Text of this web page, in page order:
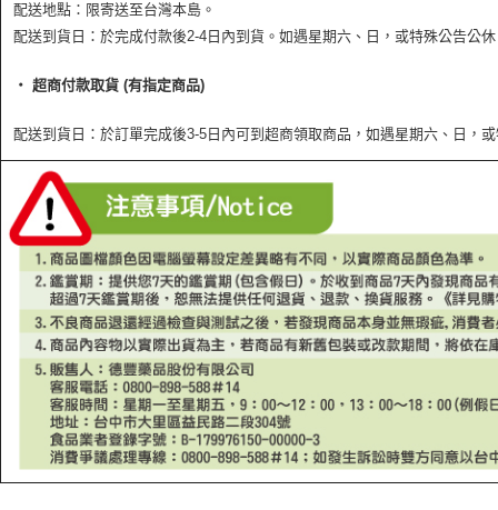
配送地點：限寄送至台灣本島。
配送到貨日：於完成付款後2-4日內到貨。如遇星期六、日，或特殊公告公
‧ 超商付款取貨 (有指定商品)
配送到貨日：於訂單完成後3-5日內可到超商領取商品，如遇星期六、日，